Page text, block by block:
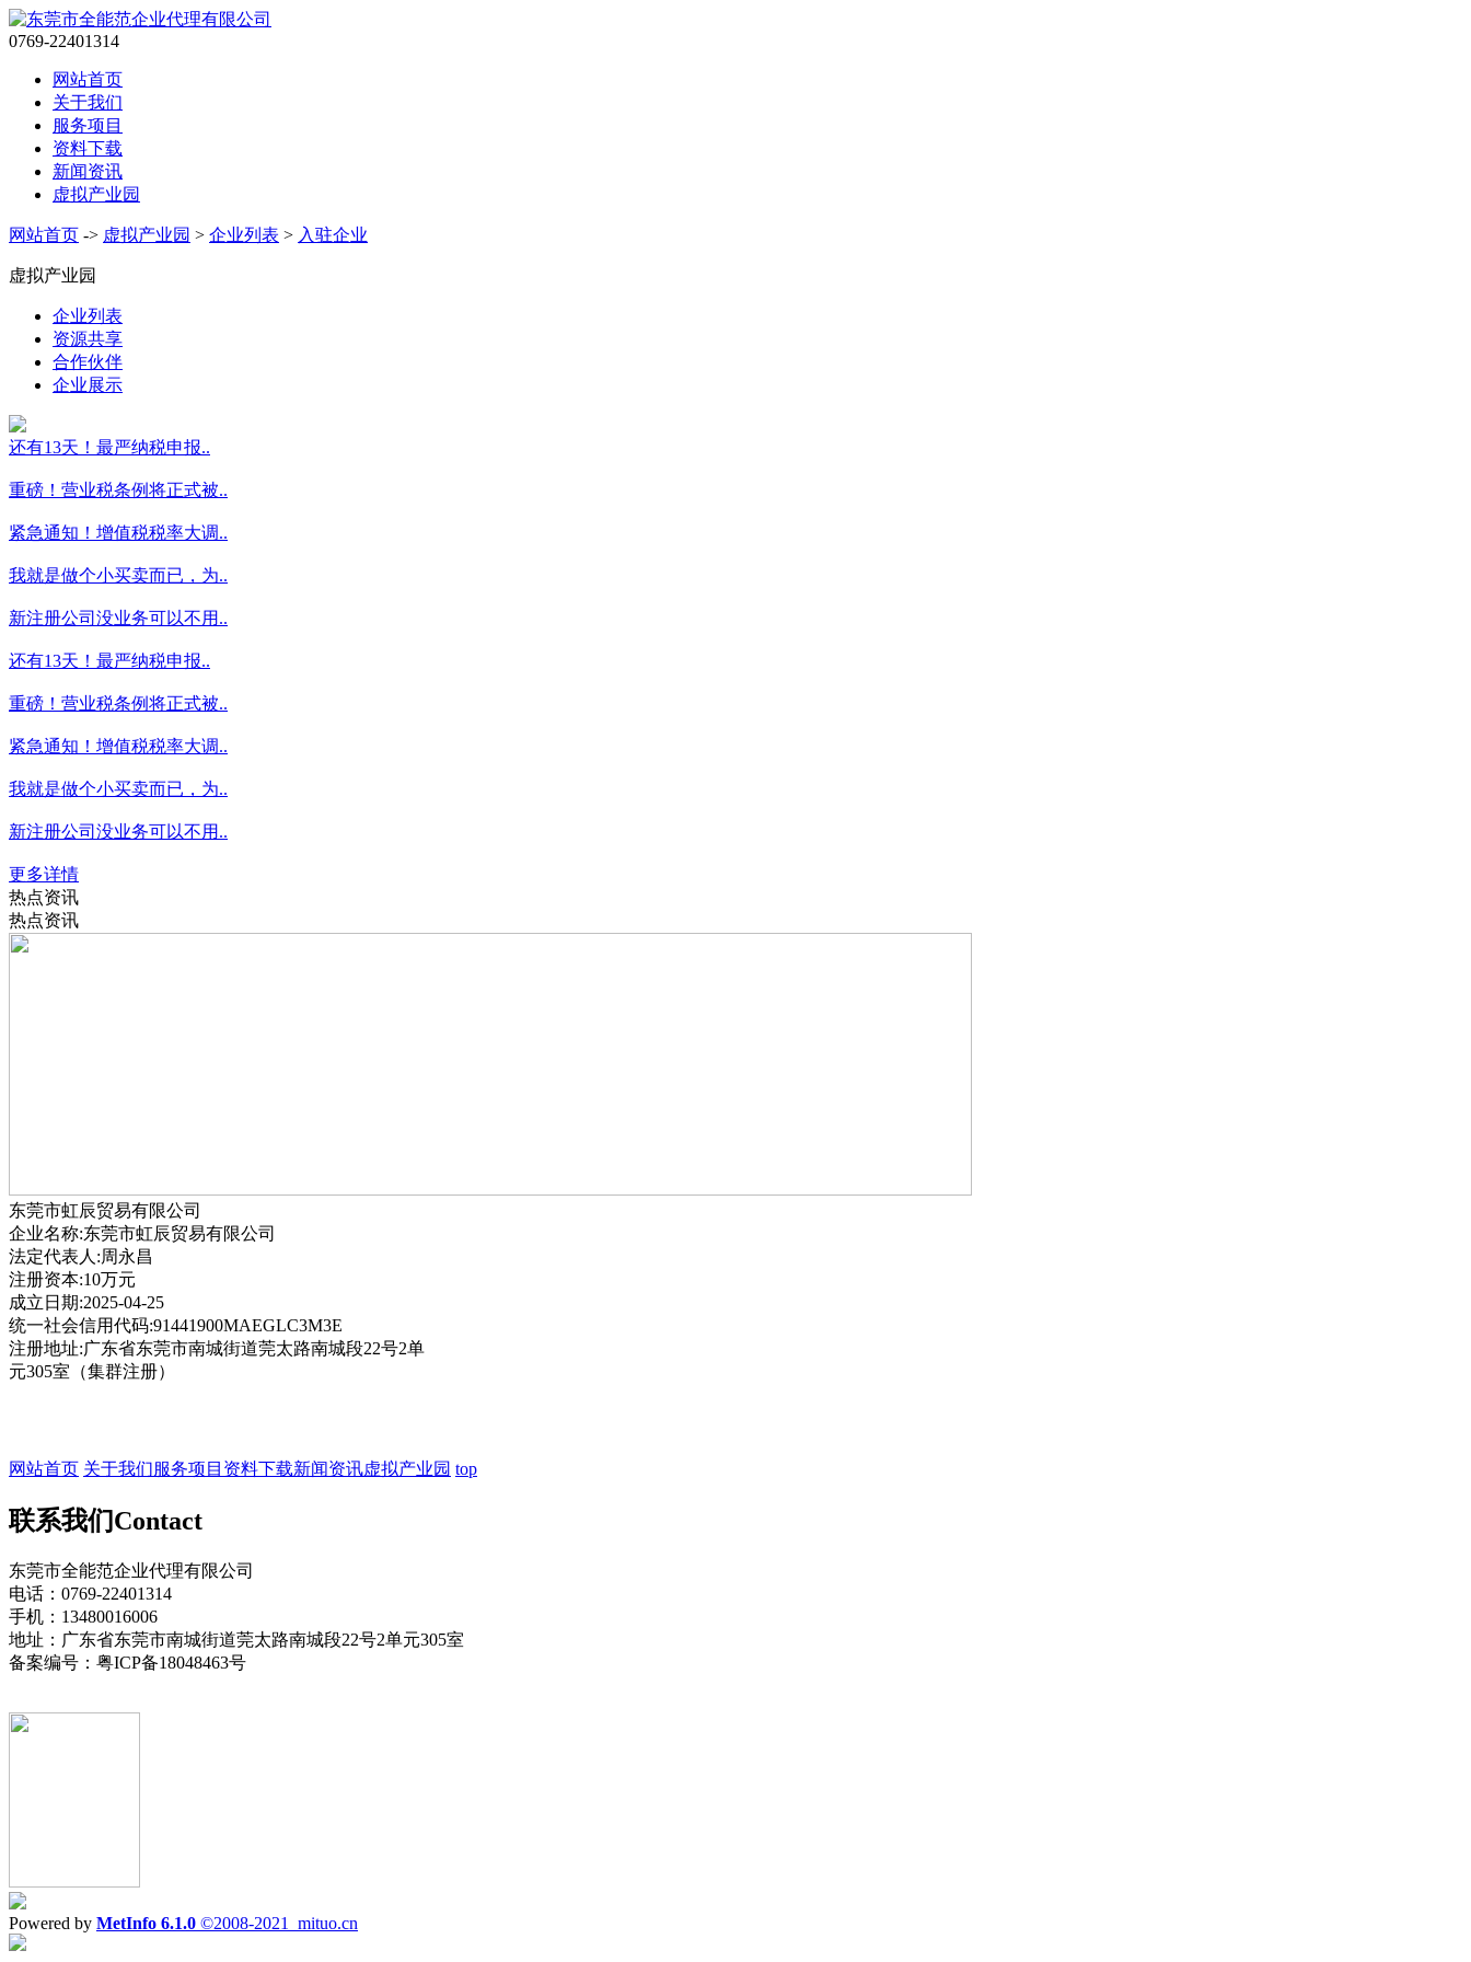
0769-22401314
网站首页
关于我们
服务项目
资料下载
新闻资讯
虚拟产业园
网站首页 -> 虚拟产业园 > 企业列表 > 入驻企业
虚拟产业园
企业列表
资源共享
合作伙伴
企业展示
还有13天！最严纳税申报..
重磅！营业税条例将正式被..
紧急通知！增值税税率大调..
我就是做个小买卖而已，为..
新注册公司没业务可以不用..
还有13天！最严纳税申报..
重磅！营业税条例将正式被..
紧急通知！增值税税率大调..
我就是做个小买卖而已，为..
新注册公司没业务可以不用..
更多详情
热点资讯
热点资讯
东莞市虹辰贸易有限公司
企业名称:东莞市虹辰贸易有限公司
法定代表人:周永昌
注册资本:10万元
成立日期:2025-04-25
统一社会信用代码:91441900MAEGLC3M3E
注册地址:广东省东莞市南城街道莞太路南城段22号2单
元305室（集群注册）
网站首页 关于我们服务项目 资料下载新闻资讯虚拟产业园 top
联系我们Contact
东莞市全能范企业代理有限公司
电话：0769-22401314
手机：13480016006
地址：广东省东莞市南城街道莞太路南城段22号2单元305室
备案编号：粤ICP备18048463号
Powered by MetInfo 6.1.0 ©2008-2021 mituo.cn